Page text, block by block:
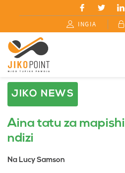
INGIA
JIKO NEWS
Aina tatu za
ndizi
Na Lucy Samson